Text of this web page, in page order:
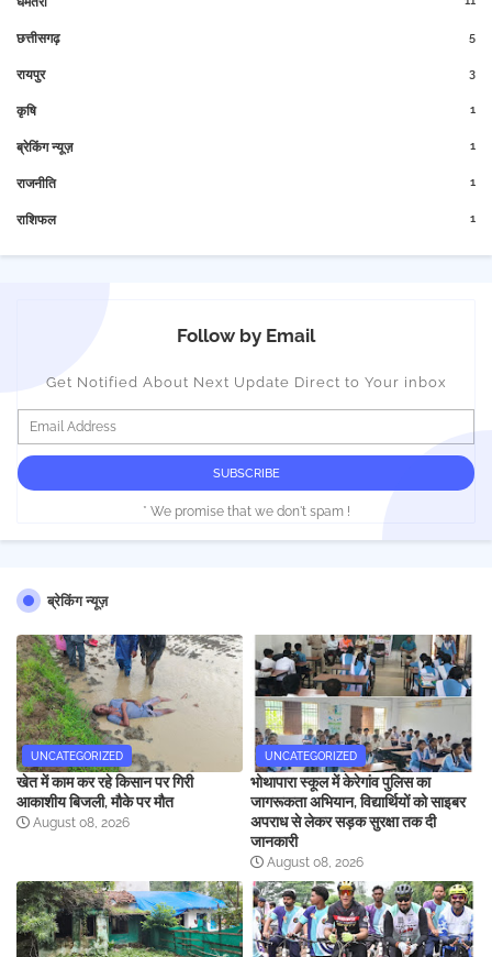
छत्तीसगढ़ 5
रायपुर 3
कृषि 1
ब्रेकिंग न्यूज़ 1
राजनीति 1
राशिफल 1
Follow by Email
Get Notified About Next Update Direct to Your inbox
* We promise that we don't spam !
ब्रेकिंग न्यूज़
UNCATEGORIZED
खेत में काम कर रहे किसान पर गिरी
आकाशीय बिजली, मौके पर मौत
August 08, 2026
UNCATEGORIZED
भोथापारा स्कूल में केरेगांव पुलिस का
जागरूकता अभियान, विद्यार्थियों को साइबर
अपराध से लेकर सड़क सुरक्षा तक दी
जानकारी
August 08, 2026